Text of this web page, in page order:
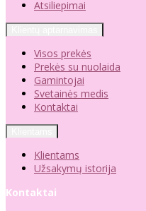
Atsiliepimai
Visos prekės
Prekės su nuolaida
Gamintojai
Svetainės medis
Kontaktai
Klientams
Užsakymų istorija
Kontaktai